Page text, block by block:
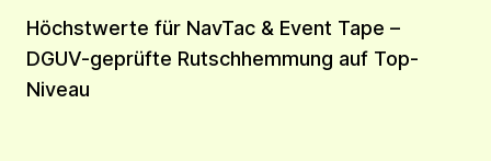
Höchstwerte für NavTac & Event Tape –
DGUV-geprüfte Rutschhemmung auf Top-
Niveau